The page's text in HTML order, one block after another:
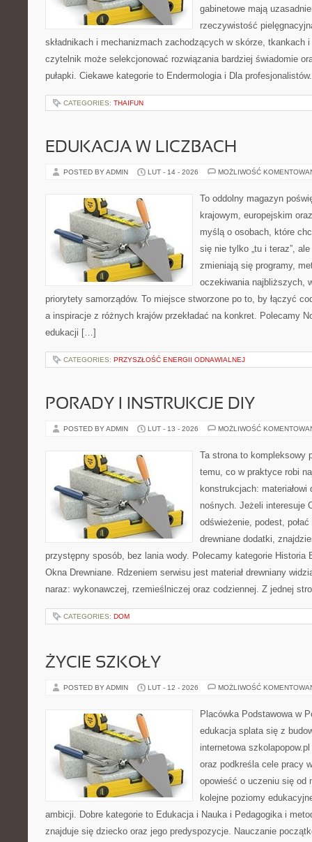
gabinetowe mają
rzeczywistość
składnikach i mechanizmach zachodzących w skórze, tkankach
czytelnik może selekcjonować rozwiązania bardziej świadomie
pułapki. Ciekawe kategorie to Endermologia i Dla
CATEGORIES: THAIFUN
EDUKACJA W LICZBACH
POSTED BY ADMIN LUT - 14 - 2026 MOŻLIWOŚĆ
To oddolny magazyn
krajowym, europejskim
myślą o osobach, które
się nie tylko „tu i teraz”,
zmieniają się programy,
oczekiwania najbliższych,
priorytety samorządów. To miejsce stworzone po to, by łączyć
a inspiracje z różnych krajów przekładać na konkret. Polecamy
edukacji […]
CATEGORIES: PRZYSZŁOŚĆ ENERGII ODNAWIALNEJ
PORADY I INSTRUKCJE DIY
POSTED BY ADMIN LUT - 13 - 2026 MOŻLIWOŚĆ
Ta strona to kompleksowy
temu, co w praktyce robi
konstrukcjach:
nośnych. Jeżeli interesuje
odświeżenie, podest,
drewniane dodatki,
przystępny sposób, bez lania wody. Polecamy kategorie Historia
Okna Drewniane. Rdzeniem serwisu jest materiał drewniany
naraz: wykonawczej, rzemieślniczej oraz codziennej. Z jednej
CATEGORIES: DOM
ŻYCIE SZKOŁY
POSTED BY ADMIN LUT - 12 - 2026 MOŻLIWOŚĆ
Placówka Podstawowa w
edukacja splata się z
internetowa
oraz podkreśla cele pracy
opowieść o uczeniu się od
kolejne poziomy
ambicji. Dobre kategorie to Edukacja i Nauka i Pedagogika i
znajduje się dziecko oraz jego predyspozycje. Nauczanie